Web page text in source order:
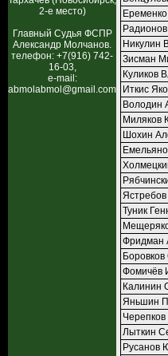
2-е место)
Главный Судья ФСПР
Александр Молчанов.
телефон: +7(916) 742-
16-03,
e-mail:
abmolabmol@gmail.com
Никулин
Зисман
Куликов
Иткис
Володин
Миляков
Шохин
Туник
Фридман
Боровков
Фомичёв
Калинин
Яньшин
Черепков
Лыткин
Русанов